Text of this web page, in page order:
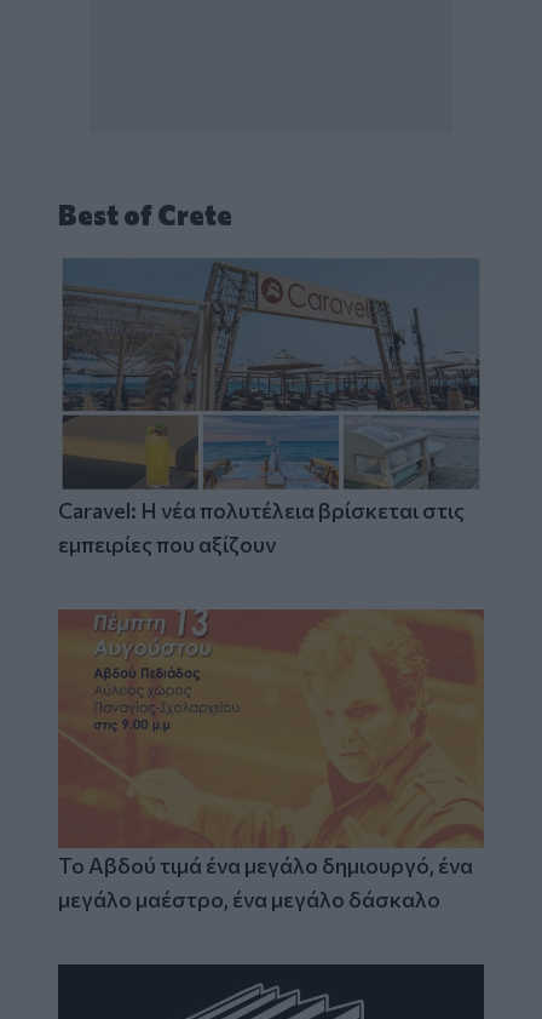
Best of Crete
Caravel: Η νέα πολυτέλεια βρίσκεται στις
εμπειρίες που αξίζουν
Το Αβδού τιμά ένα μεγάλο δημιουργό, ένα
μεγάλο μαέστρο, ένα μεγάλο δάσκαλο